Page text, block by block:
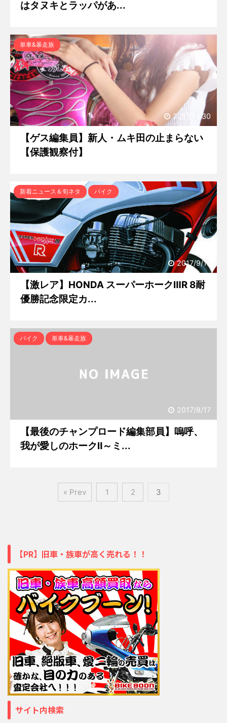
はタヌキとラッパがあ...
2017/11/30
単車&暴走族
【ゲス編集員】新人・ムキ田の止まらない
【保護観察付】
2017/9/17
新着ニュース＆旬ネタ バイク
【激レア】HONDA スーパーホークⅢR 8耐
優勝記念限定カ...
2017/8/17
バイク 単車&暴走族
【最後のチャンプロード編集部員】嗚呼、
我が愛しのホークⅡ～ミ...
« Prev 1 2 3
【PR】旧車・族車が高く売れる！！
サイト内検索